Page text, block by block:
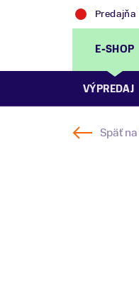
Predajňa
E-SHOP
VÝPREDAJ
Späť na